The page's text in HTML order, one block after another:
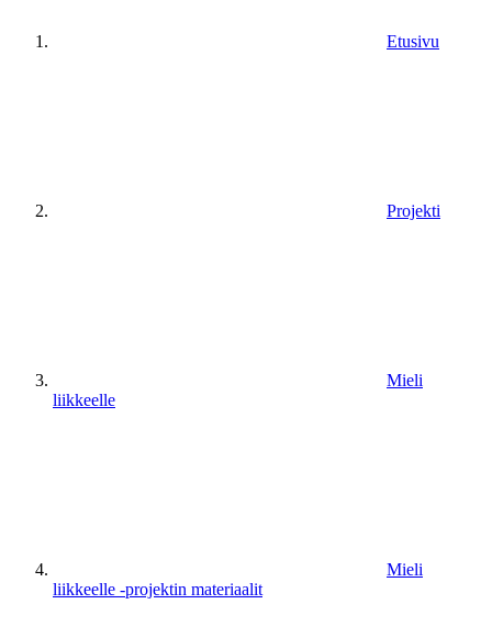
Etusivu
Projekti
Mieli
liikkeelle
Mieli
liikkeelle -projektin materiaalit